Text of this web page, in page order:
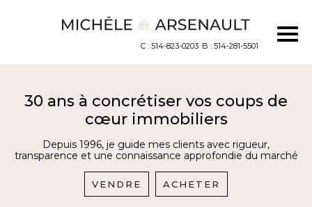
C : 514-823-0203 B : 514-281-5501
30 ans à concrétiser vos coups de
cœur immobiliers
Depuis 1996, je guide mes clients avec rigueur,
transparence et une connaissance approfondie du marché
VENDRE ACHETER